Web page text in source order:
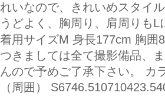
いなので、きれいめスタイ
どよく、胸周り、肩周りも
用サイズM 身長177cm 胸
きましては全て撮影備品、
ので予めご了承下さい。 カ
周囲）